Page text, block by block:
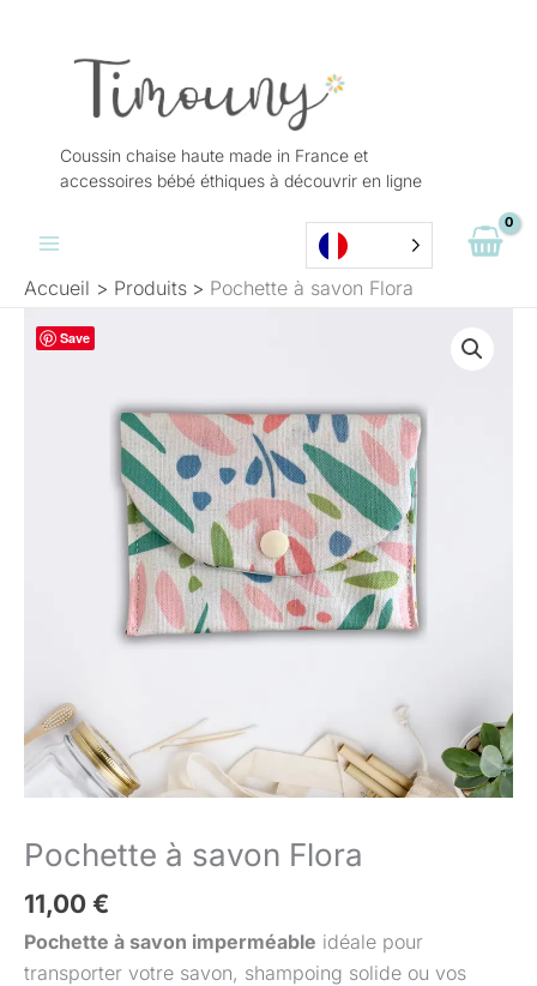
Coussin chaise haute made in France et
accessoires bébé éthiques à découvrir en ligne
Accueil Produits Pochette à savon Flora
Save
Pochette à savon Flora
11,00 €
Pochette à savon imperméable idéale pour
transporter votre savon, shampoing solide ou vos
quantité
de